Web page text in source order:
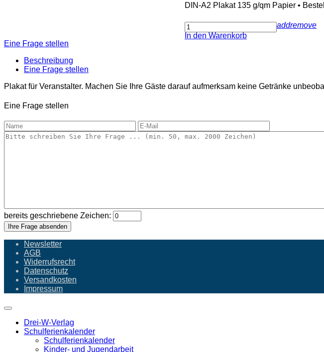
DIN-A2 Plakat 135 g/qm Papier •
addremove
In den Warenkorb
Eine Frage stellen
Beschreibung
Eine Frage stellen
Plakat für Veranstalter. Machen Sie Ihre Gäste darauf aufmerksam keine Getränke
Eine Frage stellen
bereits geschriebene Zeichen:
Ihre Frage absenden
Newsletter
AGB
Widerrufsrecht
Datenschutz
Versandkosten
Impressum
Drei-W-Verlag
Schulferienkalender
Schulferienkalender
Kinder- und Jugendarbeit